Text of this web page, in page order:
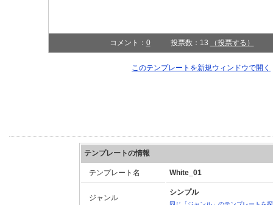
コメント： 0 投票数：13 （投票する）
このテンプレートを新規ウィンドウで開
テンプレートの情報
テンプレート名 White_01
ジャンル
シンプル